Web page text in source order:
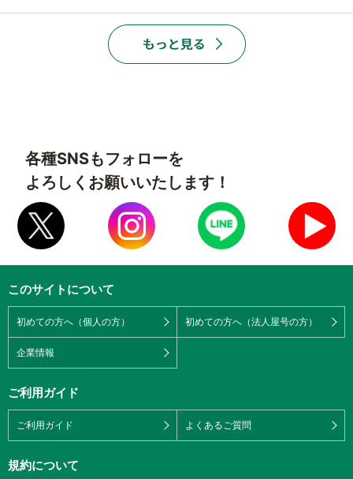
各種SNSもフォローを
よろしくお願いいたします！
このサイトについて
初めての方へ（個人の方） 初めての方へ（法人屋号の方）
企業情報
ご利用ガイド
ご利用ガイド よくあるご質問
規約について